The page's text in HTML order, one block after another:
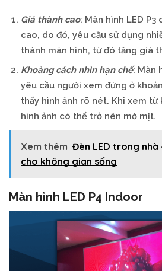
Giá thành cao: Màn hình LED P3
cao, do đó, yêu cầu sử dụng
thành màn hình, từ đó tăng giá
Khoảng cách nhìn hạn chế: Màn
yêu cầu người xem đứng ở
thấy hình ảnh rõ nét. Khi xem từ
hình ảnh có thể trở nên mờ mịt.
Xem thêm Đèn LED trong nhà
cho không gian sống
Màn hình LED P4 Indoor